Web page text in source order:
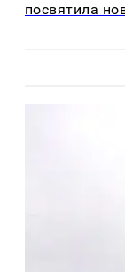
посвятила